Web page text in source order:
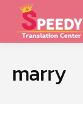
marry